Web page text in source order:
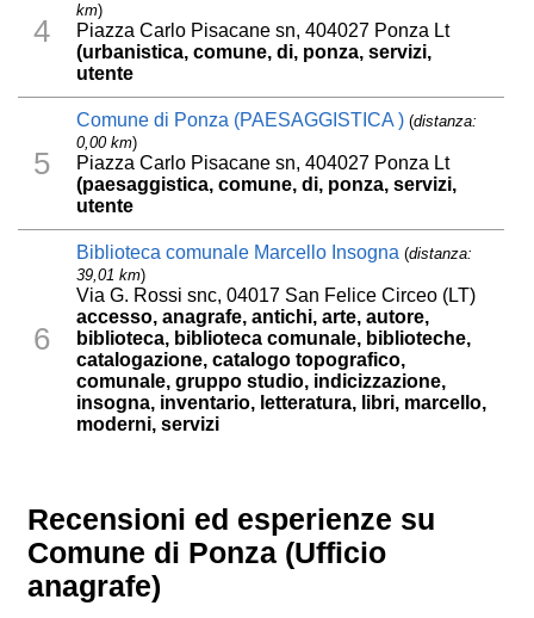
4
km)
Piazza Carlo Pisacane sn, 404027 Ponza Lt
(urbanistica, comune, di, ponza, servizi,
utente
5
Comune di Ponza (PAESAGGISTICA ) (distanza:
0,00 km)
Piazza Carlo Pisacane sn, 404027 Ponza Lt
(paesaggistica, comune, di, ponza, servizi,
utente
6
Biblioteca comunale Marcello Insogna (distanza:
39,01 km)
Via G. Rossi snc, 04017 San Felice Circeo (LT)
accesso, anagrafe, antichi, arte, autore,
biblioteca, biblioteca comunale, biblioteche,
catalogazione, catalogo topografico,
comunale, gruppo studio, indicizzazione,
insogna, inventario, letteratura, libri, marcello,
moderni, servizi
Recensioni ed esperienze su
Comune di Ponza (Ufficio
anagrafe)